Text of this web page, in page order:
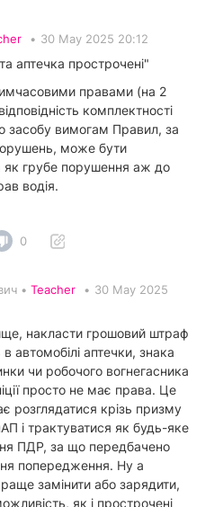
• 30 May 2025 20:12
аптечка прострочені"
правами (на 2
комплектності
засобу вимогам Правил, за
може бути
як грубе порушення аж до
водія.
0
• Teacher • 30 May 2025
накласти грошовий штраф
в автомобілі аптечки, знака
чи робочого вогнегасника
просто не має права. Це
розглядатися крізь призму
і трактуватися як будь-яке
ПДР, за що передбачено
попередження. Ну а
замінити або зарядити,
як і прострочені